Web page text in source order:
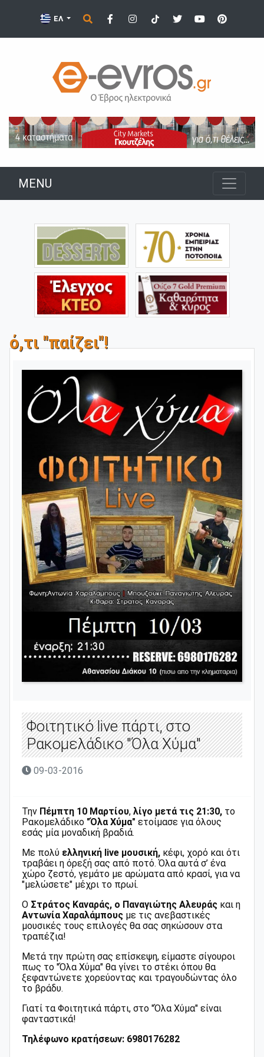
ΕΛ
MENU
ό,τι "παίζει"!
Φοιτητικό live πάρτι, στο
Ρακομελάδικο "Όλα Χύμα"
09-03-2016
Την Πέμπτη 10 Μαρτίου, λίγο μετά τις 21:30, το
Ρακομελάδικο "Όλα Χύμα" ετοίμασε για όλους
εσάς μία μοναδική βραδιά.
Με πολύ ελληνική live μουσική, κέφι, χορό και ότι
τραβάει η όρεξή σας από ποτό. Όλα αυτά σ’ ένα
χώρο ζεστό, γεμάτο με αρώματα από κρασί, για να
"μελώσετε" μέχρι το πρωί.
Ο Στράτος Καναράς, ο Παναγιώτης Αλευράς και η
Αντωνία Χαραλάμπους με τις ανεβαστικές
μουσικές τους επιλογές θα σας σηκώσουν στα
τραπέζια!
Μετά την πρώτη σας επίσκεψη, είμαστε σίγουροι
πως το "Όλα Χύμα" θα γίνει το στέκι όπου θα
ξεφαντώνετε χορεύοντας και τραγουδώντας όλο
το βράδυ.
Γιατί τα Φοιτητικά πάρτι, στο "Όλα Χύμα" είναι
φανταστικά!
Τηλέφωνο κρατήσεων: 6980176282